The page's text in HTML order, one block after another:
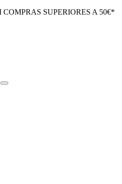
SUPERIORES A 50€*